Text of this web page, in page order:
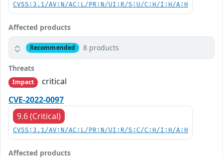
CVSS:3.1/AV:N/AC:L/PR:N/UI:R/S:U/C:H/I:H/A:H
Affected products
Recommended 8 products
Threats
Impact
critical
CVE-2022-0097
9.6 (Critical)
CVSS:3.1/AV:N/AC:L/PR:N/UI:R/S:C/C:H/I:H/A:H
Affected products